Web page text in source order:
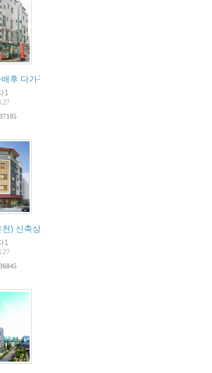
후 다가구주택 4층건물
1
37105
) 신축상가주택매매
1
36845